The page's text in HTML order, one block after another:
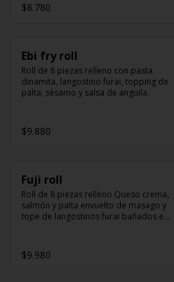
$8.780
Ebi fry roll
Roll de 8 piezas relleno con pasta
dinamita, langostino furai, topping de
palta, sésamo y salsa de anguila.
$9.880
Fuji roll
Roll de 8 piezas relleno Queso crema,
salmón y palta envuelto de masago y
tope de langostinos furai bañados en
$9.980